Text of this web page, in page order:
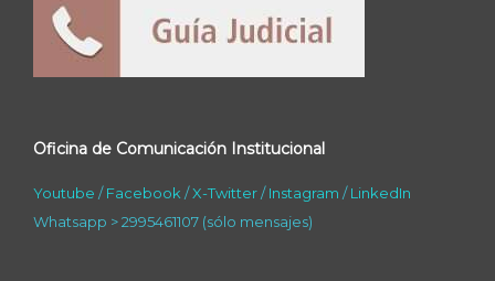
Oficina de Comunicación Institucional
Youtube /Facebook /X-Twitter/Instagram /LinkedIn
Whatsapp > 2995461107 (sólo mensajes)